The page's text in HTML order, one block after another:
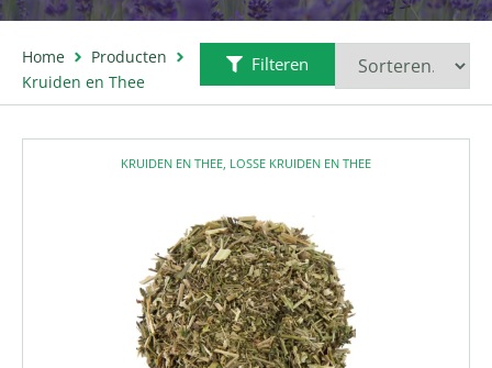
Home
Producten
Kruiden en Thee
Filteren
KRUIDEN EN THEE LOSSE KRUIDEN EN THEE